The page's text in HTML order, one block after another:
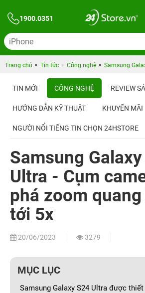
1900.0351
Trang chủ Tin tức Công nghệ Samsung
TIN MỚI CÔNG NGHỆ REVIEW
HƯỚNG DẪN KỸ THUẬT KHUYẾN MÃI
NGƯỜI NỔI TIẾNG TIN CHỌN 24HSTORE
Samsung
Ultra - Cụm
phá zoom
tới 5x
20/06/2023 3279
MỤC LỤC
Samsung Galaxy S24 Ultra được